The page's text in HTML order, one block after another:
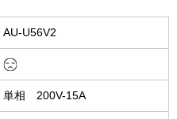
AU-U56V2
単相 200V-15A